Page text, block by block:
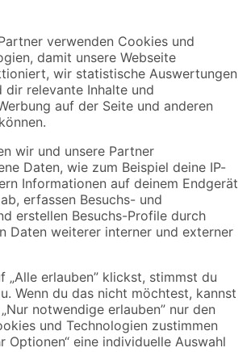
Angebote und Aktionen mehr verpassen!
Versandarten
herunterladen